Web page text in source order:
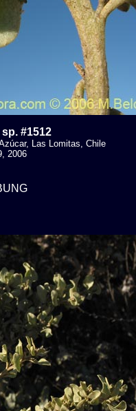
#1512
Las Lomitas, Chile
2006